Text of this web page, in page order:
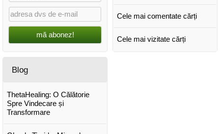
mă abonez!
Cele mai comentate cărți
Cele mai vizitate cărți
Blog
ThetaHealing: O Călătorie
Spre Vindecare și
Transformare